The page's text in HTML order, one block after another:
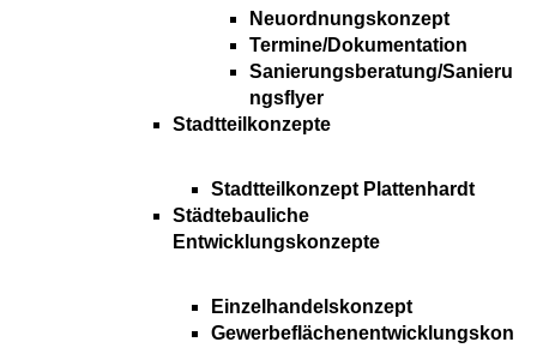
Neuordnungskonzept
Termine/Dokumentation
Sanierungsberatung/Sanieru
ngsflyer
Stadtteilkonzepte
Stadtteilkonzept Plattenhardt
Städtebauliche
Entwicklungskonzepte
Einzelhandelskonzept
Gewerbeflächenentwicklungskon